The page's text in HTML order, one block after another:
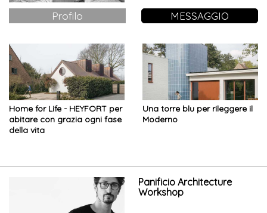
Profilo MESSAGGIO
Home for Life - HEYFORT per
abitare con grazia ogni fase
della vita
Una torre blu per rileggere il
Moderno
Panificio Architecture
Workshop